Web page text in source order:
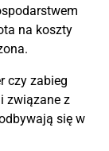
na koszty
czy zabieg
związane z
się w